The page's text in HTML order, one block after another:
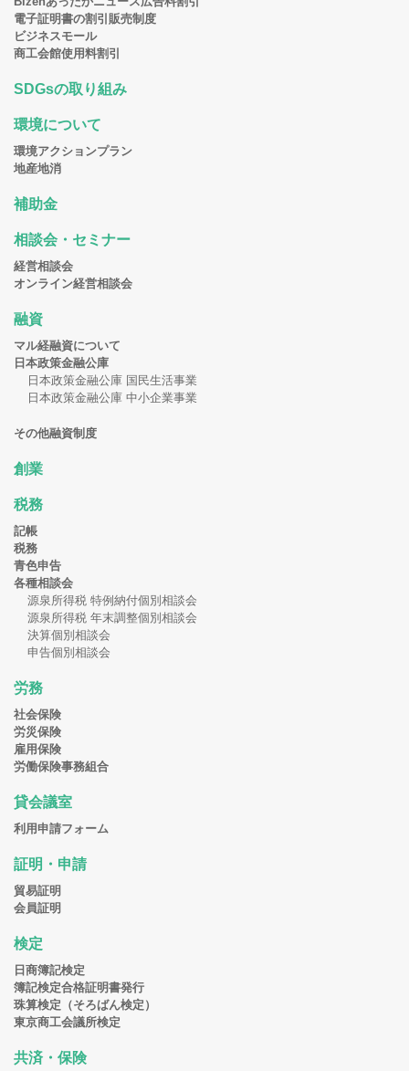
電子証明書の割引販売制度
ビジネスモール
商工会館使用料割引
SDGsの取り組み
環境について
環境アクションプラン
地産地消
補助金
相談会・セミナー
経営相談会
オンライン経営相談会
融資
マル経融資について
日本政策金融公庫
日本政策金融公庫 国民生活事業
日本政策金融公庫 中小企業事業
その他融資制度
創業
税務
記帳
税務
青色申告
各種相談会
源泉所得税 特例納付個別相談会
源泉所得税 年末調整個別相談会
決算個別相談会
申告個別相談会
労務
社会保険
労災保険
雇用保険
労働保険事務組合
貸会議室
利用申請フォーム
証明・申請
貿易証明
会員証明
検定
日商簿記検定
簿記検定合格証明書発行
珠算検定（そろばん検定）
東京商工会議所検定
共済・保険